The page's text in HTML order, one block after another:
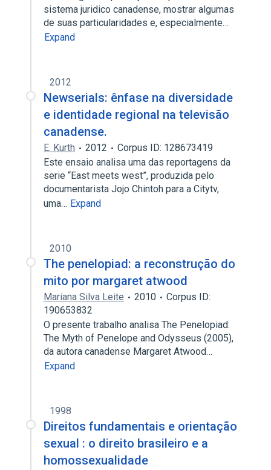
sistema juridico canadense, mostrar algumas
de suas particularidades e, especialmente…
Expand
2012
Newserials: ênfase na diversidade
e identidade regional na televisão
canadense.
E. Kurth 2012
Corpus ID: 128673419
Este ensaio analisa uma das reportagens da
serie “East meets west”, produzida pelo
documentarista Jojo Chintoh para a Citytv,
uma… Expand
2010
The penelopiad: a reconstrução do
mito por margaret atwood
Mariana Silva Leite 2010
Corpus ID:
190653832
O presente trabalho analisa The Penelopiad:
The Myth of Penelope and Odysseus (2005),
da autora canadense Margaret Atwood…
Expand
1998
Direitos fundamentais e orientação
sexual : o direito brasileiro e a
homossexualidade